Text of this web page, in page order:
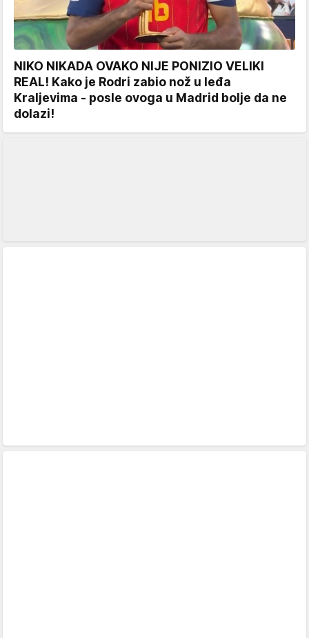
NIKO NIKADA OVAKO NIJE PONIZIO VELIKI
REAL! Kako je Rodri zabio nož u leđa
Kraljevima - posle ovoga u Madrid bolje da ne
dolazi!